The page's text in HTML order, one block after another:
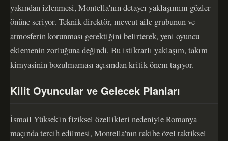
yakından izlenmesi, Montella'nın detaycı yaklaşımını gözler
önüne seriyor. Teknik direktör, mevcut aile grubunun ve
atmosferin korunması gerektiğini belirterek, yeni oyuncu
eklemenin zorluğuna değindi. Bu istikrarlı yaklaşım, takım
kimyasinin bozulmaması açısından kritik önem taşıyor.
Kilit Oyuncular ve Gelecek Planları
İsmail Yüksek'in fiziksel özellikleri nedeniyle Romanya
maçında tercih edilmesi, Montella'nın rakibe özel taktiksel